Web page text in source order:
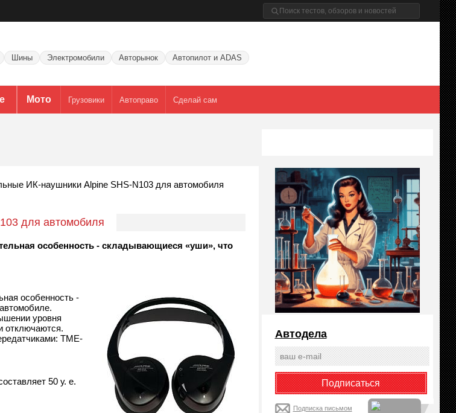
Шины Электромобили Авторынок Автопилот и ADAS
Мото Грузовики Автоправо Сделай сам
ИК-наушники Alpine SHS-N103 для автомобиля
для автомобиля
особенность - складывающиеся «уши», что
особенность -
уровня
отключаются.
TME-
50 у. е.
Автодела
Подписка письмом